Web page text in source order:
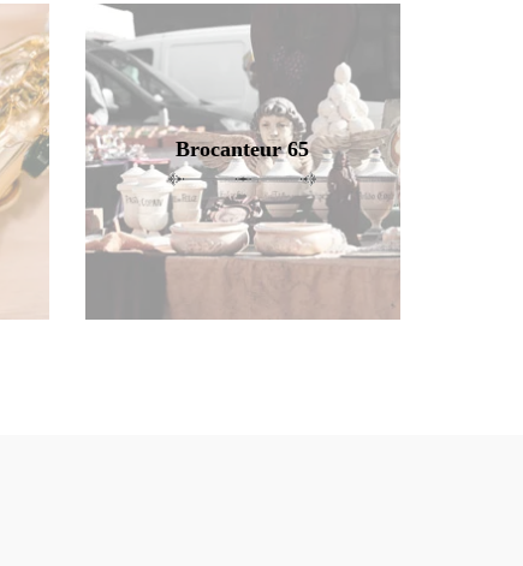
Brocanteur 65